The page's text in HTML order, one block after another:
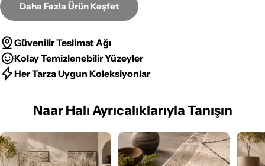
Daha Fazla Ürün Keşfet
Güvenilir Teslimat Ağı
Kolay Temizlenebilir Yüzeyler
Her Tarza Uygun Koleksiyonlar
Naar Halı Ayrıcalıklarıyla Tanışın